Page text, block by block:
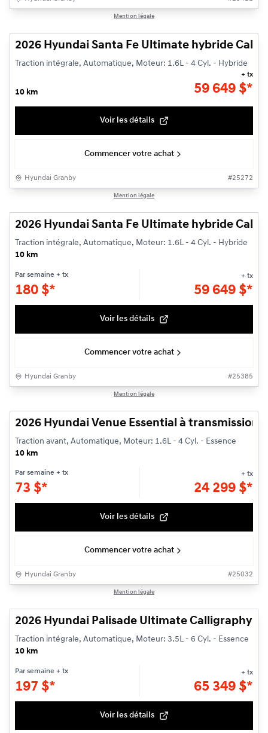
Mention légale
2026 Hyundai Santa Fe Ultimate hybride
Traction intégrale, Automatique, Moteur: 1.6L - 4 Cyl. - Hybride
10 km 59 649 $*
+ tx
Voir les détails
Commencer votre achat
Hyundai Granby #25272
Mention légale
2026 Hyundai Santa Fe Ultimate hybride
Traction intégrale, Automatique, Moteur: 1.6L - 4 Cyl. - Hybride
10 km
Par semaine + tx
180 $*
+ tx
59 649 $*
Voir les détails
Commencer votre achat
Hyundai Granby #25385
Mention légale
2026 Hyundai Venue Essential à
Traction avant, Automatique, Moteur: 1.6L - 4 Cyl. - Essence
10 km
Par semaine + tx
73 $*
+ tx
24 299 $*
Voir les détails
Commencer votre achat
Hyundai Granby #25032
Mention légale
2026 Hyundai Palisade Ultimate Calligraphy
Traction intégrale, Automatique, Moteur: 3.5L - 6 Cyl. - Essence
10 km
Par semaine + tx
197 $*
+ tx
65 349 $*
Voir les détails